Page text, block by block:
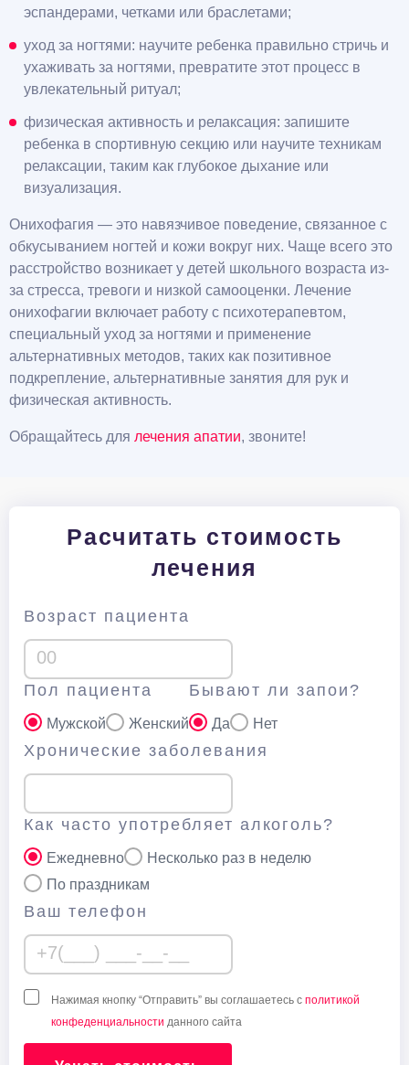
эспандерами, четками или браслетами;
уход за ногтями: научите ребенка правильно стричь и
ухаживать за ногтями, превратите этот процесс в
увлекательный ритуал;
физическая активность и релаксация: запишите
ребенка в спортивную секцию или научите техникам
релаксации, таким как глубокое дыхание или
визуализация.
Онихофагия — это навязчивое поведение, связанное с
обкусыванием ногтей и кожи вокруг них. Чаще всего это
расстройство возникает у детей школьного возраста из-
за стресса, тревоги и низкой самооценки. Лечение
онихофагии включает работу с психотерапевтом,
специальный уход за ногтями и применение
альтернативных методов, таких как позитивное
подкрепление, альтернативные занятия для рук и
физическая активность.
Обращайтесь для лечения апатии, звоните!
Расчитать стоимость
лечения
Возраст пациента
Пол пациента
Мужской Женский
Бывают ли запои?
Да Нет
Хронические заболевания
Как часто употребляет алкоголь?
Ежедневно
Несколько раз в неделю
По праздникам
Ваш телефон
Нажимая кнопку “Отправить” вы соглашаетесь с политикой
конфеденциальности данного сайта